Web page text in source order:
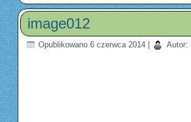
image012
Opublikowano 6 czerwca 2014 Autor: